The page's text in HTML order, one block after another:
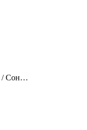
/Сон…